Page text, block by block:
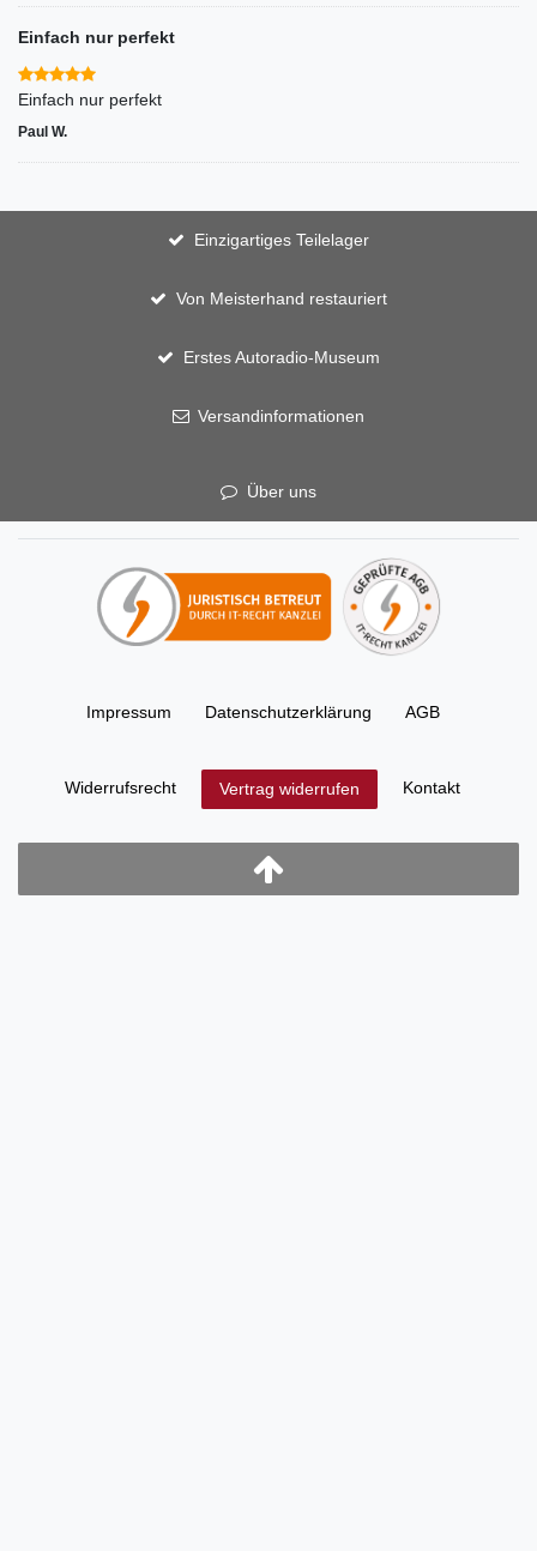
Einfach nur perfekt
Einfach nur perfekt
Paul W.
Einzigartiges Teilelager
Von Meisterhand restauriert
Erstes Autoradio-Museum
Versandinformationen
Über uns
Impressum Daten­schutz­erklärung AGB
Widerrufs­recht Vertrag widerrufen Kontakt